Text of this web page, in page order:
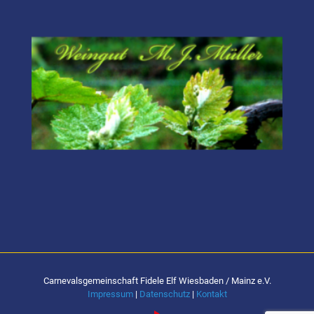
Carnevalsgemeinschaft Fidele Elf Wiesbaden / Mainz e.V.
Impressum | Datenschutz| Kontakt